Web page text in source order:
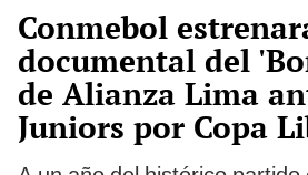
Conmebol
documental del
de Alianza Lima
Juniors por Copa